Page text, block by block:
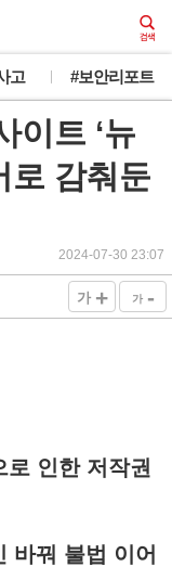
고 #보안리포트
이트 ‘뉴
로 감춰둔
2024-07-30 23:07
가 + 가 -
인한 저작권
바꿔 불법 이어